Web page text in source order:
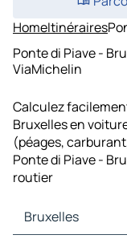
HomeItinéraires
Ponte di Piave -
ViaMichelin
Calculez
Bruxelles en
(péages,
Ponte di Piave -
routier
Bruxelles